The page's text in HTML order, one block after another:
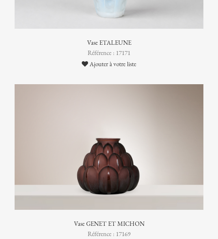
Vase ETALEUNE
Référence : 17171
Ajouter à votre liste
Vase GENET ET MICHON
Référence : 17169